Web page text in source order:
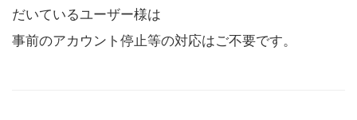
だいているユーザー様は
事前のアカウント停止等の対応はご不要です。